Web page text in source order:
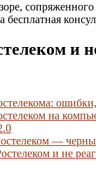
и
на
—
и не